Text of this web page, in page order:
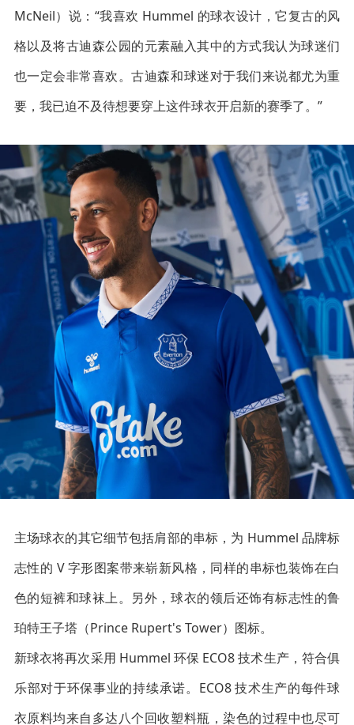
McNeil）说：“我喜欢 Hummel 的球衣设计，它复古的风
格以及将古迪森公园的元素融入其中的方式我认为球迷们
也一定会非常喜欢。古迪森和球迷对于我们来说都尤为重
要，我已迫不及待想要穿上这件球衣开启新的赛季了。”
主场球衣的其它细节包括肩部的串标，为 Hummel 品牌标
志性的 V 字形图案带来崭新风格，同样的串标也装饰在白
色的短裤和球袜上。另外，球衣的领后还饰有标志性的鲁
珀特王子塔（Prince Rupert's Tower）图标。
新球衣将再次采用 Hummel 环保 ECO8 技术生产，符合俱
乐部对于环保事业的持续承诺。ECO8 技术生产的每件球
衣原料均来自多达八个回收塑料瓶，染色的过程中也尽可